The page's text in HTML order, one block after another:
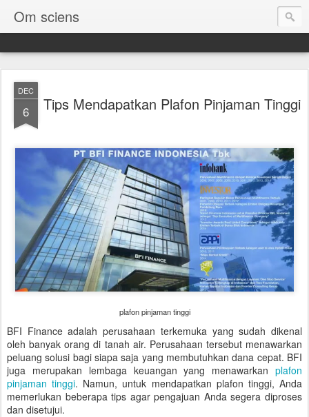
Om sciens
DEC
6 Tips Mendapatkan Plafon Pinjaman Tinggi
plafon pinjaman tinggi
BFI Finance adalah perusahaan terkemuka yang sudah dikenal
oleh banyak orang di tanah air. Perusahaan tersebut menawarkan
peluang solusi bagi siapa saja yang membutuhkan dana cepat. BFI
juga merupakan lembaga keuangan yang menawarkan plafon
pinjaman tinggi. Namun, untuk mendapatkan plafon tinggi, Anda
memerlukan beberapa tips agar pengajuan Anda segera diproses
dan disetujui.